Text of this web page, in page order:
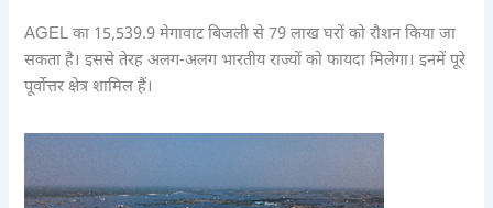
AGEL का 15,539.9 मेगावाट बिजली से 79 लाख घरों को रौशन किया जा
सकता है। इससे तेरह अलग-अलग भारतीय राज्यों को फायदा मिलेगा। इनमें पूरे
पूर्वोत्तर क्षेत्र शामिल हैं।